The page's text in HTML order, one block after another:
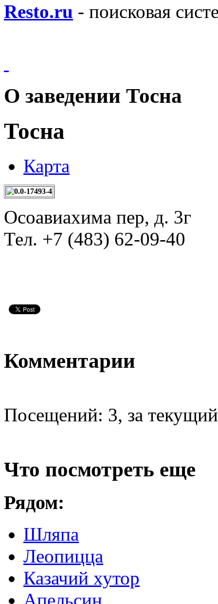
Resto.ru - поисковая
О заведении Тосна
Тосна
Карта
Осоавиахима пер, д. 3г
Тел. +7 (483) 62-09-40
Комментарии
Посещений: 3, за
Что посмотреть еще
Рядом:
Шляпа
Леопицца
Казачий хутор